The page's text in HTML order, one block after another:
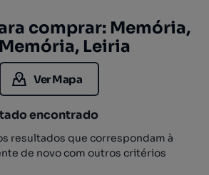
comprar: Memória,
Leiria
Ver Mapa
encontrado
resultados que correspondam à
de novo com outros critérios